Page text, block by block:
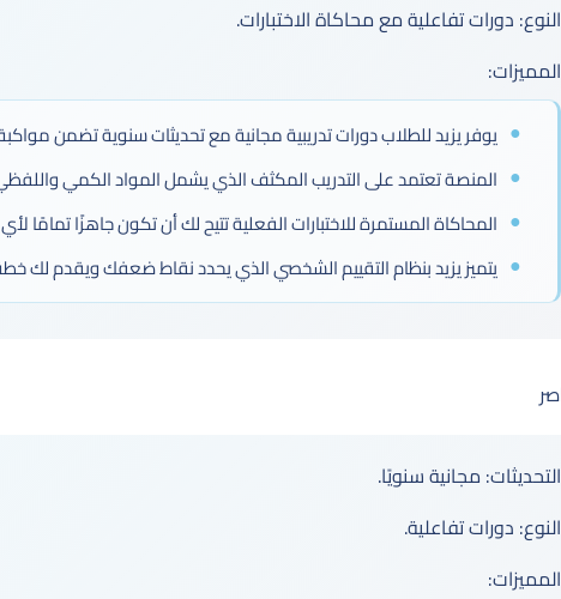
النوع: دورات تفاعلية مع محاكاة الاختبارات.
المميزات:
يوفر يزيد للطلاب دورات تدريبية مجانية مع تحديثات سنوية تضمن
المنصة تعتمد على التدريب المكثف الذي يشمل المواد الكمي
المحاكاة المستمرة للاختبارات الفعلية تتيح لك أن تكون جاهزًا تمامًا
يتميز يزيد بنظام التقييم الشخصي الذي يحدد نقاط ضعفك ويقدم لك
التحديثات: مجانية سنويًا.
النوع: دورات تفاعلية.
المميزات: